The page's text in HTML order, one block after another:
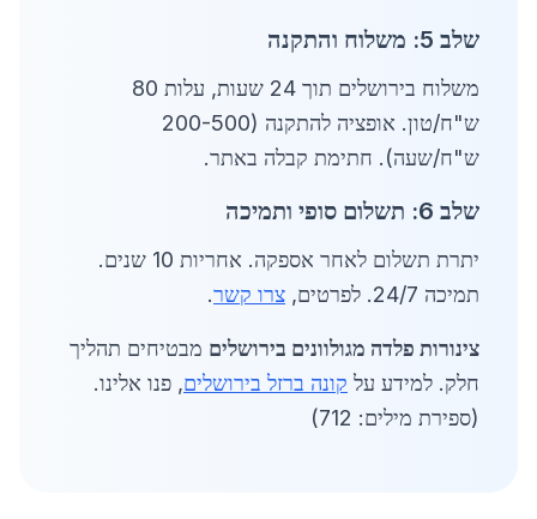
שלב 5: משלוח והתקנה
משלוח בירושלים תוך 24 שעות, עלות 80
ש"ח/טון. אופציה להתקנה (200-500
ש"ח/שעה). חתימת קבלה באתר.
שלב 6: תשלום סופי ותמיכה
יתרת תשלום לאחר אספקה. אחריות 10 שנים.
תמיכה 24/7. לפרטים,
צרו קשר.
צינורות פלדה מגולוונים בירושלים מבטיחים תהליך
חלק. למידע על קונה ברזל בירושלים, פנו אלינו.
(ספירת מילים: 712)